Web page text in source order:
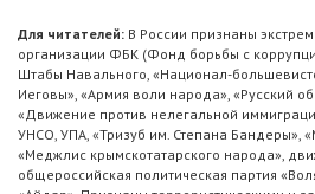
Для читателей: В России признаны
организации ФБК (Фонд борьбы с
Штабы Навального, «Национал-
Иеговы», «Армия воли народа», «Русский
«Движение против нелегальной
УНСО, УПА, «Тризуб им. Степана Бандеры»,
«Меджлис крымскотатарского народа»,
общероссийская политическая партия